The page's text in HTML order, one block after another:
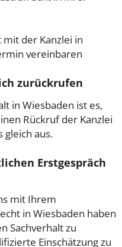
der Kanzlei in
vereinbaren
zurückrufen
in Wiesbaden ist es,
Rückruf der Kanzlei
gleich aus.
Erstgespräch
mit Ihrem
in Wiesbaden haben
Sachverhalt zu
Einschätzung zu